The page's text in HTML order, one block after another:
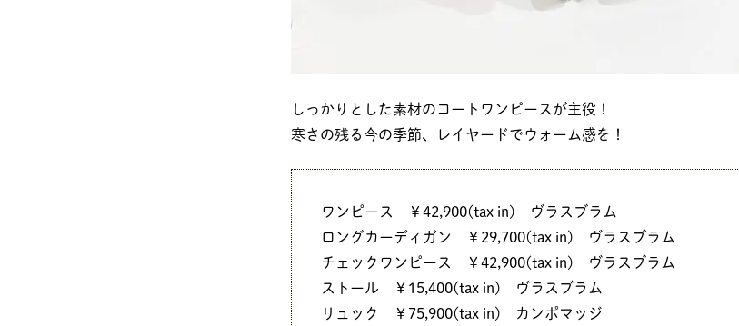
しっかりとした素材のコートワンピースが主役！
寒さの残る今の季節、レイヤードでウォーム感を！
ワンピース ￥42,900(tax in) ヴラスブラム
ロングカーディガン ￥29,700(tax in) ヴラスブラム
チェックワンピース ￥42,900(tax in) ヴラスブラム
ストール ￥15,400(tax in) ヴラスブラム
リュック ￥75,900(tax in) カンポマッジ